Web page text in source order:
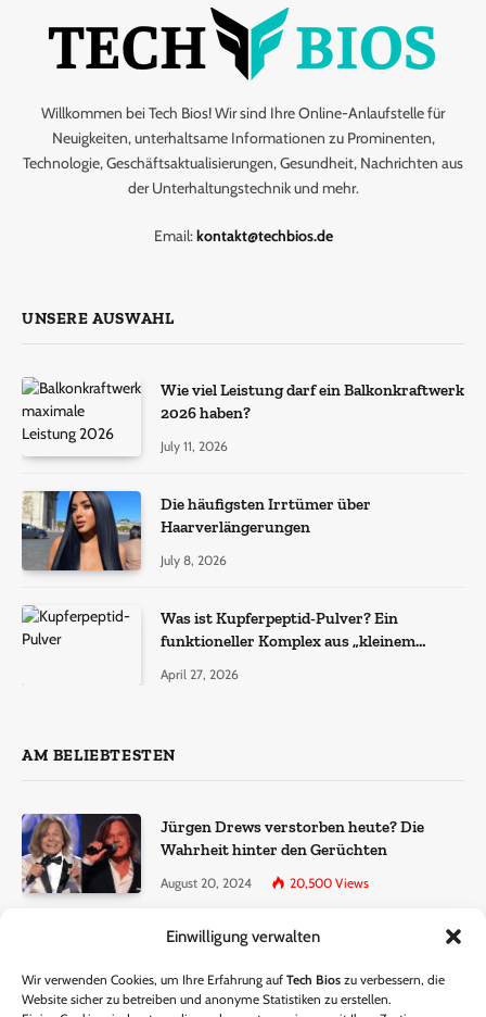
Einwilligung verwalten
Wir verwenden Cookies, um Ihre Erfahrung auf Tech Bios zu verbessern, die
Website sicher zu betreiben und anonyme Statistiken zu erstellen.
Willkommen bei Tech Bios! Wir sind Ihre Online-Anlaufstelle für
Neuigkeiten, unterhaltsame Informationen zu Prominenten,
Technologie, Geschäftsaktualisierungen, Gesundheit, Nachrichten aus
der Unterhaltungstechnik und mehr.
Email:kontakt@techbios.de
UNSERE AUSWAHL
Wie viel Leistung darf ein Balkonkraftwerk
2026 haben?
July 11, 2026
Die häufigsten Irrtümer über
Haarverlängerungen
July 8, 2026
Was ist Kupferpeptid-Pulver? Ein
funktioneller Komplex aus „kleinem
April 27, 2026
AM BELIEBTESTEN
Jürgen Drews verstorben heute? Die
Wahrheit hinter den Gerüchten
August 20, 2024 20,500 Views
Ralf Dammasch Traueranzeige:
June 26, 2024 13,286Views